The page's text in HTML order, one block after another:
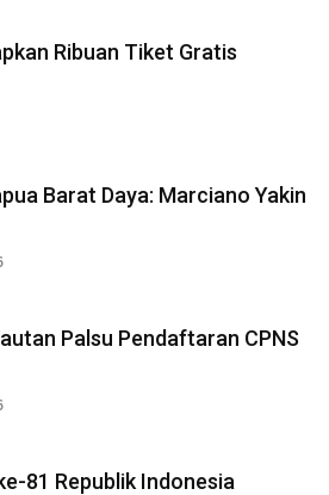
Ribuan Tiket Gratis
Barat Daya: Marciano Yakin
Palsu Pendaftaran CPNS
81 Republik Indonesia